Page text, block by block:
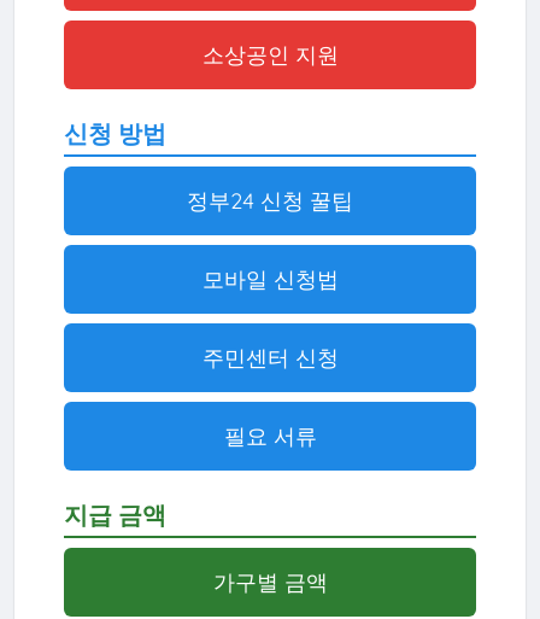
소상공인 지원
신청 방법
정부24 신청 꿀팁
모바일 신청법
주민센터 신청
필요 서류
지급 금액
가구별 금액